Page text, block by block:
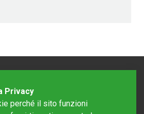
Privacy
perché il sito funzioni